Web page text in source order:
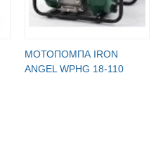
МОТОПОМПА IRON
ANGEL WPHG 18-110